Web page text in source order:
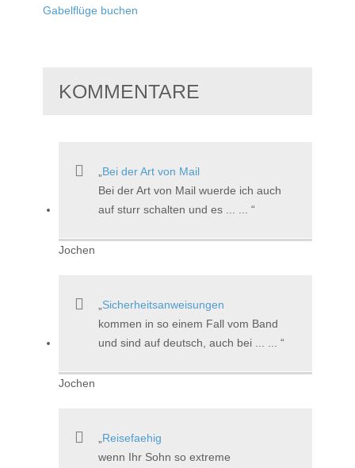
Gabelflüge buchen
KOMMENTARE
Bei der Art von Mail
Bei der Art von Mail wuerde ich auch
auf sturr schalten und es ... ...
Jochen
Sicherheitsanweisungen
kommen in so einem Fall vom Band
und sind auf deutsch, auch bei ... ...
Jochen
Reisefaehig
wenn Ihr Sohn so extreme